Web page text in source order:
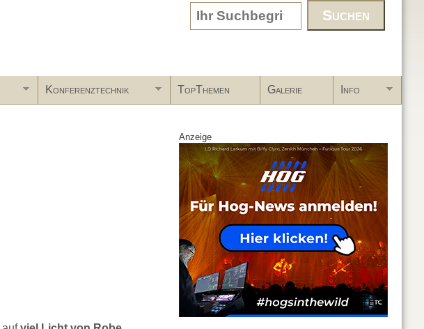
Search form
Konferenztechnik TopThemen Galerie Info
Anzeige